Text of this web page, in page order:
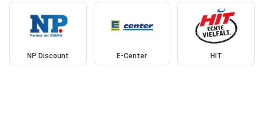
NP Discount E-Center HIT